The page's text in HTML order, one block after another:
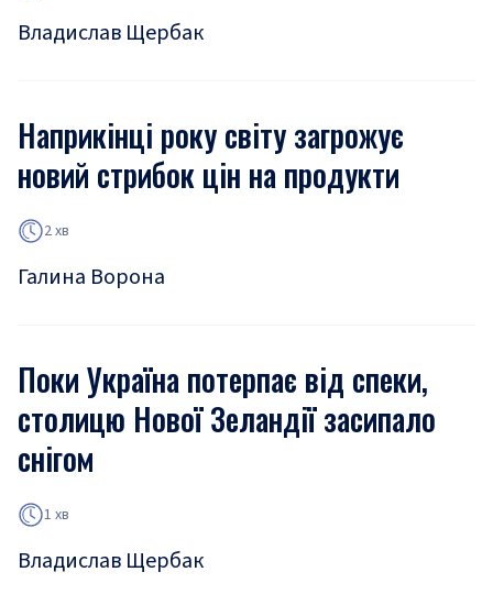
Владислав Щербак
Наприкінці року світу загрожує
новий стрибок цін на продукти
2 хв
Галина Ворона
Поки Україна потерпає від спеки,
столицю Нової Зеландії засипало
снігом
1 хв
Владислав Щербак